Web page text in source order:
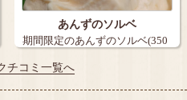
あんずのソルベ
期間限定のあんずのソルベ(350
円)です…
チコミ一覧へ